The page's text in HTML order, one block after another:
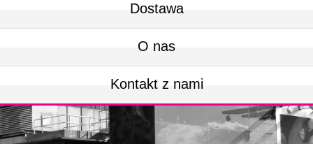
Dostawa
O nas
Kontakt z nami